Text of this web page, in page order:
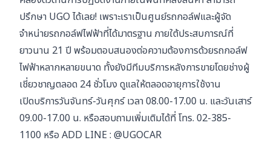
ปรึกษา UGO ได้เลย! เพราะเราเป็นศูนย์รถกอล์ฟและผู้จัด
จำหน่ายรถกอล์ฟไฟฟ้าที่ได้มาตรฐาน ภายใต้ประสบการณ์ที่
ยาวนาน 21 ปี พร้อมตอบสนองต่อความต้องการด้วยรถกอล์ฟ
ไฟฟ้าหลากหลายขนาด ทั้งยังมีทีมบริการหลังการขายโดยช่างผู้
เชี่ยวชาญตลอด 24 ชั่วโมง ดูแลให้ตลอดอายุการใช้งาน
เปิดบริการวันจันทร์-วันศุกร์ เวลา 08.00-17.00 น. และวันเสาร์
09.00-17.00 น. หรือสอบถามเพิ่มเติมได้ที่ โทร. 02-385-
1100 หรือ ADD LINE : @UGOCAR